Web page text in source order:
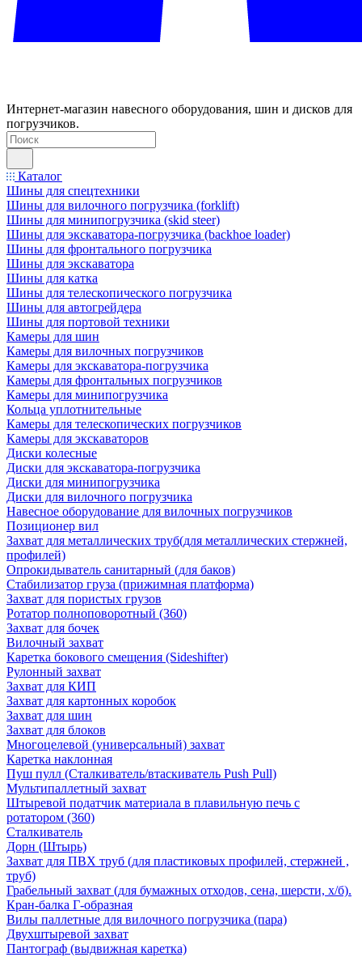
Интернет-магазин навесного оборудования, шин и дисков для
погрузчиков.
Каталог
Шины для спецтехники
Шины для вилочного погрузчика (forklift)
Шины для минипогрузчика (skid steer)
Шины для экскаватора-погрузчика (backhoe loader)
Шины для фронтального погрузчика
Шины для экскаватора
Шины для катка
Шины для телескопического погрузчика
Шины для автогрейдера
Шины для портовой техники
Камеры для шин
Камеры для вилочных погрузчиков
Камеры для экскаватора-погрузчика
Камеры для фронтальных погрузчиков
Камеры для минипогрузчика
Кольца уплотнительные
Камеры для телескопических погрузчиков
Камеры для экскаваторов
Диски колесные
Диски для экскаватора-погрузчика
Диски для минипогрузчика
Диски для вилочного погрузчика
Навесное оборудование для вилочных погрузчиков
Позиционер вил
Захват для металлических труб(для металлических стержней,
профилей)
Опрокидыватель санитарный (для баков)
Стабилизатор груза (прижимная платформа)
Захват для пористых грузов
Ротатор полноповоротный (360)
Захват для бочек
Вилочный захват
Каретка бокового смещения (Sideshifter)
Рулонный захват
Захват для КИП
Захват для картонных коробок
Захват для шин
Захват для блоков
Многоцелевой (универсальный) захват
Каретка наклонная
Пуш пулл (Сталкиватель/втаскиватель Push Pull)
Мультипаллетный захват
Штыревой податчик материала в плавильную печь с
ротатором (360)
Сталкиватель
Дорн (Штырь)
Захват для ПВХ труб (для пластиковых профилей, стержней ,
труб)
Грабельный захват (для бумажных отходов, сена, шерсти, х/б).
Кран-балка Г-образная
Вилы паллетные для вилочного погрузчика (пара)
Двухштыревой захват
Пантограф (выдвижная каретка)